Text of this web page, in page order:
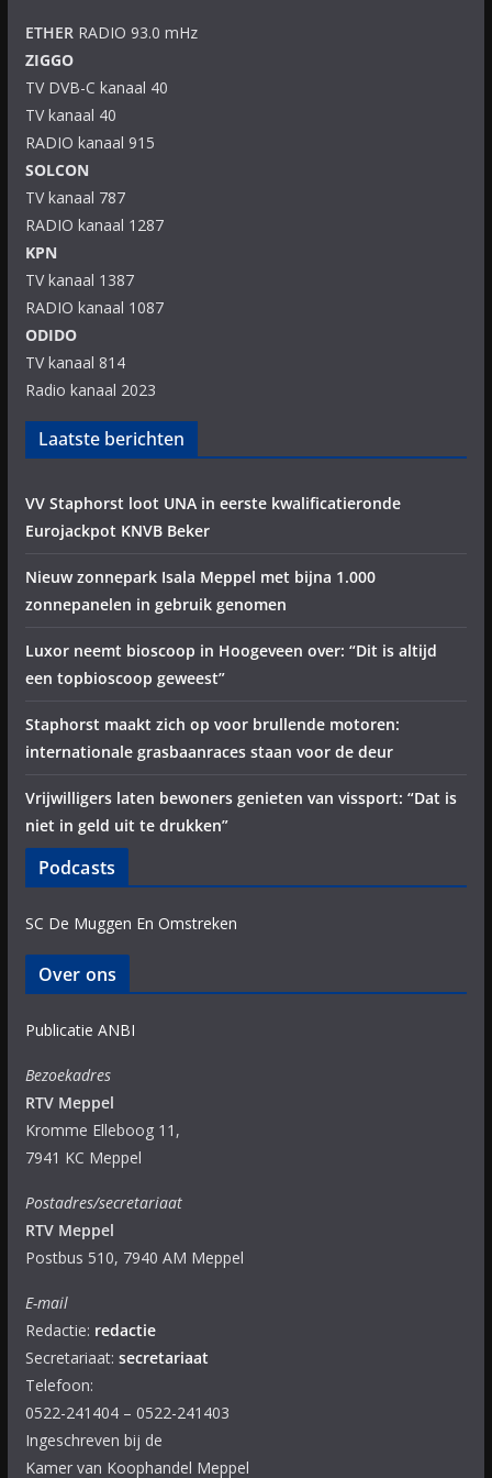
ETHERRADIO 93.0 mHz
ZIGGO
TV DVB-C kanaal 40
TV kanaal 40
RADIO kanaal 915
SOLCON
TV kanaal 787
RADIO kanaal 1287
KPN
TV kanaal 1387
RADIO kanaal 1087
ODIDO
TV kanaal 814
Radio kanaal 2023
Laatste berichten
VV Staphorst loot UNA in eerste kwalificatieronde
Eurojackpot KNVB Beker
Nieuw zonnepark Isala Meppel met bijna 1.000
zonnepanelen in gebruik genomen
Luxor neemt bioscoop in Hoogeveen over: “Dit is altijd
een topbioscoop geweest”
Staphorst maakt zich op voor brullende motoren:
internationale grasbaanraces staan voor de deur
Vrijwilligers laten bewoners genieten van vissport: “Dat is
niet in geld uit te drukken”
Podcasts
SC De Muggen En Omstreken
Over ons
Publicatie ANBI
Bezoekadres
RTV Meppel
Kromme Elleboog 11,
7941 KC Meppel
Postadres/secretariaat
RTV Meppel
Postbus 510, 7940 AM Meppel
E-mail
Redactie: redactie
Secretariaat: secretariaat
Telefoon:
0522-241404 – 0522-241403
Ingeschreven bij de
Kamer van Koophandel Meppel